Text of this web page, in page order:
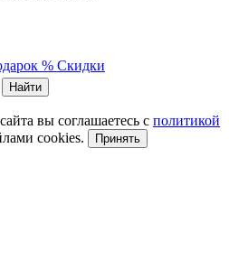
% Скидки
Найти
вы соглашаетесь с политикой
cookies. Принять